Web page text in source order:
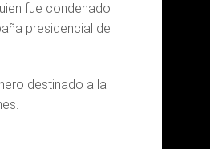
fue condenado
presidencial de
destinado a la